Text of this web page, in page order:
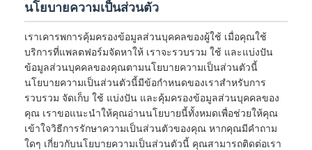
นโยบายความเป็นส่วนตัว
เราเคารพการคุ้มครองข้อมูลส่วนบุคคลของผู้ใช้ เมื่อคุณใช้
บริการที่แพลตฟอร์มจัดหาให้ เราจะรวบรวม ใช้ และแบ่งปัน
ข้อมูลส่วนบุคคลของคุณตามนโยบายความเป็นส่วนตัวนี้
นโยบายความเป็นส่วนตัวนี้มีข้อกำหนดของเราสำหรับการ
รวบรวม จัดเก็บ ใช้ แบ่งปัน และคุ้มครองข้อมูลส่วนบุคคลของ
คุณ เราขอแนะนำให้คุณอ่านนโยบายนี้ทั้งหมดเพื่อช่วยให้คุณ
เข้าใจวิธีการรักษาความเป็นส่วนตัวของคุณ หากคุณมีคำถาม
ใดๆ เกี่ยวกับนโยบายความเป็นส่วนตัวนี้ คุณสามารถติดต่อเรา